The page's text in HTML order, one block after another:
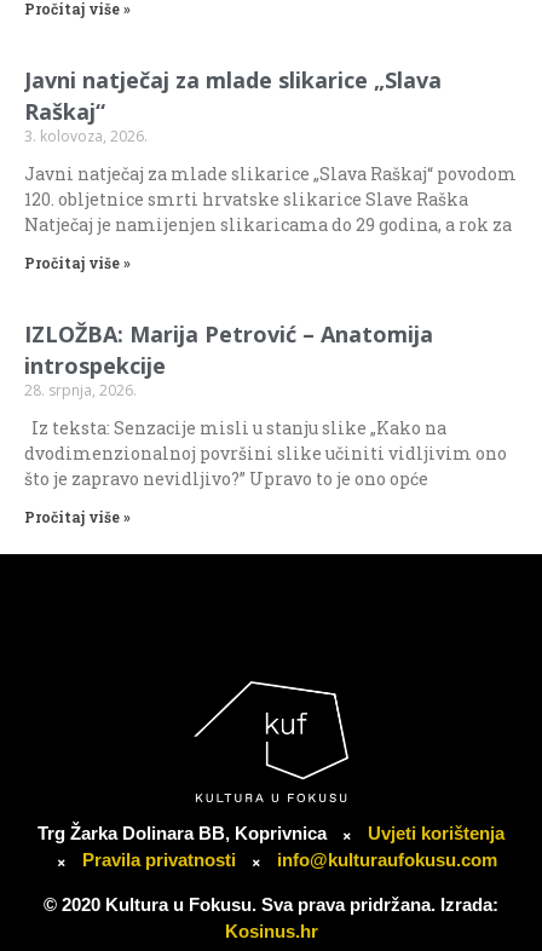
Pročitaj više »
Javni natječaj za mlade slikarice „Slava
Raškaj“
3. kolovoza, 2026.
Javni natječaj za mlade slikarice „Slava Raškaj“ povodom
120. obljetnice smrti hrvatske slikarice Slave Raška
Natječaj je namijenjen slikaricama do 29 godina, a rok za
Pročitaj više »
IZLOŽBA: Marija Petrović – Anatomija
introspekcije
28. srpnja, 2026.
Iz teksta: Senzacije misli u stanju slike „Kako na
dvodimenzionalnoj površini slike učiniti vidljivim ono
što je zapravo nevidljivo?” Upravo to je ono opće
Pročitaj više »
Trg Žarka Dolinara BB, Koprivnica
Uvjeti korištenja
Pravila privatnosti
info@kulturaufokusu.com
© 2020 Kultura u Fokusu. Sva prava pridržana. Izrada:
Kosinus.hr